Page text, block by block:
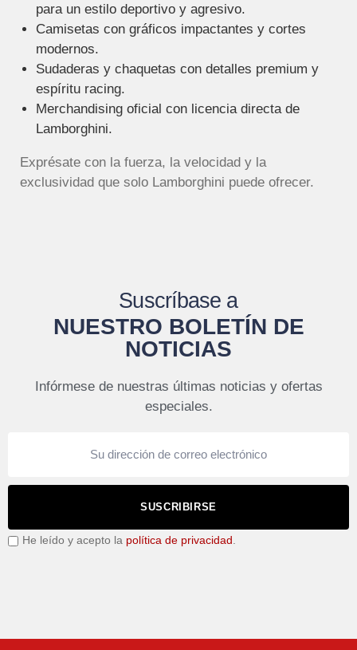
para un estilo deportivo y agresivo.
Camisetas con gráficos impactantes y cortes
modernos.
Sudaderas y chaquetas con detalles premium y
espíritu racing.
Merchandising oficial con licencia directa de
Lamborghini.
Exprésate con la fuerza, la velocidad y la
exclusividad que solo Lamborghini puede ofrecer.
Suscríbase a
NUESTRO BOLETÍN DE
NOTICIAS
Infórmese de nuestras últimas noticias y ofertas
especiales.
SUSCRIBIRSE
He leído y acepto la política de privacidad .